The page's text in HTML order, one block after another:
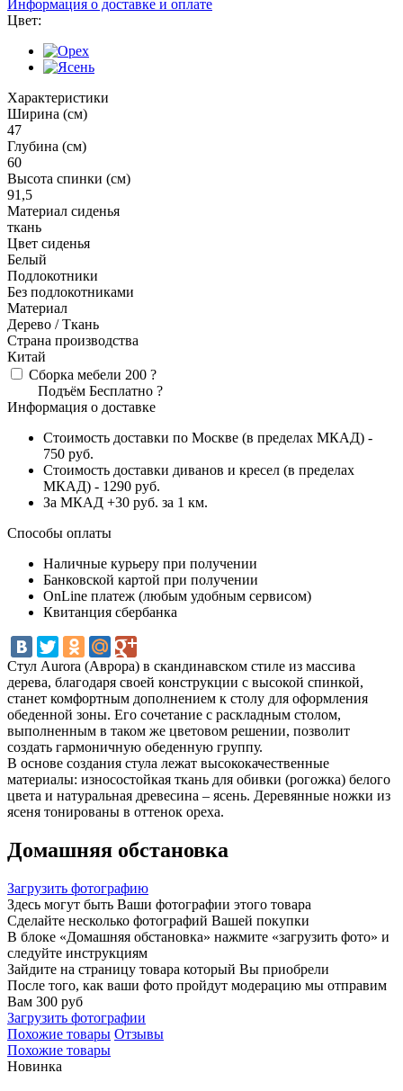
Информация о доставке и оплате
Цвет:
Характеристики
Ширина (см)
47
Глубина (см)
60
Высота спинки (см)
91,5
Материал сиденья
ткань
Цвет сиденья
Белый
Подлокотники
Без подлокотниками
Материал
Дерево / Ткань
Страна производства
Китай
Сборка мебели 200 ?
Подъём Бесплатно ?
Информация о доставке
Стоимость доставки по Москве (в пределах МКАД) -
750 руб.
Стоимость доставки диванов и кресел (в пределах
МКАД) - 1290 руб.
За МКАД +30 руб. за 1 км.
Способы оплаты
Наличные курьеру при получении
Банковской картой при получении
OnLine платеж (любым удобным сервисом)
Квитанция сбербанка
Стул Aurora (Аврора) в скандинавском стиле из массива
дерева, благодаря своей конструкции с высокой спинкой,
станет комфортным дополнением к столу для оформления
обеденной зоны. Его сочетание с раскладным столом,
выполненным в таком же цветовом решении, позволит
создать гармоничную обеденную группу.
В основе создания стула лежат высококачественные
материалы: износостойкая ткань для обивки (рогожка) белого
цвета и натуральная древесина – ясень. Деревянные ножки из
ясеня тонированы в оттенок ореха.
Домашняя обстановка
Загрузить фотографию
Здесь могут быть Ваши фотографии этого товара
Сделайте несколько фотографий Вашей покупки
В блоке «Домашняя обстановка» нажмите «загрузить фото» и
следуйте инструкциям
Зайдите на страницу товара который Вы приобрели
После того, как ваши фото пройдут модерацию мы отправим
Вам 300 руб
Загрузить фотографии
Похожие товары Отзывы
Похожие товары
Новинка